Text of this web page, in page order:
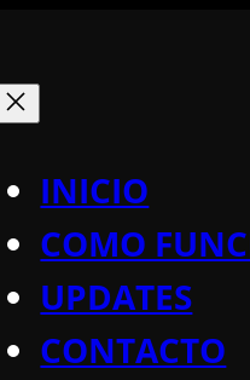
INICIO
COMO
UPDATES
CONTACTO